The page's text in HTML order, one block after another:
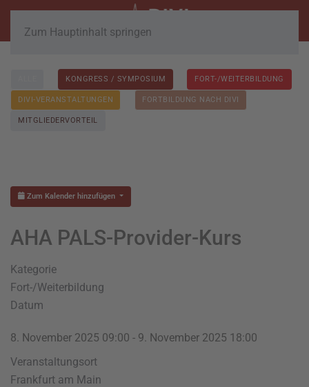
Zum Hauptinhalt springen
KONGRESS / SYMPOSIUM FORT-/WEITERBILDUNG
DIVI-VERANSTALTUNGEN FORTBILDUNG NACH DIVI
MITGLIEDERVORTEIL
Zum Kalender hinzufügen
AHA PALS-Provider-Kurs
Kategorie
Fort-/Weiterbildung
Datum
8. November 2025 09:00 - 9. November 2025 18:00
Veranstaltungsort
Frankfurt am Main